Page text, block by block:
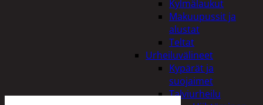
Kylmälaukut
Makuupussit ja
alustat
Teltat
Urheiluvälineet
Kypärät ja
suojaimet
Talviurheilu